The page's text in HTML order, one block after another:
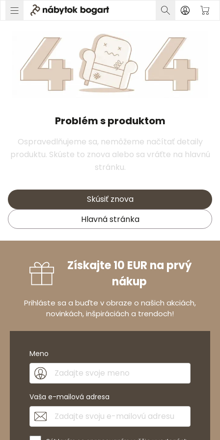
Problém s produktom
Ospravedlňujeme sa, nemôžeme načítať detaily
produktu. Skúste to znova alebo sa vráťte na hlavnú
stránku.
Skúsiť znova
Hlavná stránka
Získajte 10 EUR na prvý
nákup
Prihláste sa a buďte v obraze o našich akciách,
novinkách, inšpiráciách a trendoch!
Meno
Vaša e-mailová adresa